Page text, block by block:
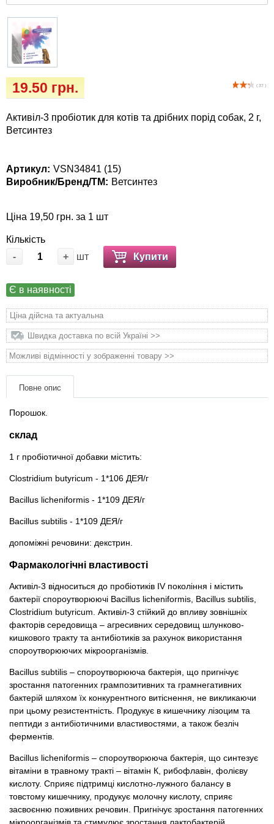
( 37 )
19.50 грн.
Активіл-3 пробіотик для котів та дрібних порід собак, 2 г,
Ветсинтез
Артикул: VSN34841 (15)
Виробник/Бренд/ТМ: Ветсинтез
Ціна 19,50 грн. за 1 шт
Кількість
-
+ шт Купити
Є в наявності
Ціна дійсна та актуальна
Швидка доставка по всій Україні >>
Можливі відмінності у зображенні товару >>
Повне опис
Порошок.
склад
1 г пробіотичної добавки містить:
Clostridium butyricum - 1*106 ДЕЯ/г
Bacillus licheniformis - 1*109 ДЕЯ/г
Bacillus subtilis - 1*109 ДЕЯ/г
допоміжні речовини: декстрин.
Фармакологічні властивості
Активіл-3 відноситься до пробіотиків IV покоління і містить
бактерії спороутворюючі Bacillus licheniformis, Bacillus subtilis,
Clostridium butyricum. Активіл-3 стійкий до впливу зовнішніх
факторів середовища – агресивних середовищ шлунково-
кишкового тракту та антибіотиків за рахунок використання
спороутворюючих мікроорганізмів.
Bacillus subtilis – спороутворююча бактерія, що пригнічує
зростання патогенних грампозитивних та грамнегативних
бактерій шляхом їх конкурентного витіснення, не викликаючи
при цьому резистентність. Продукує в кишечнику лізоцим та
пептиди з антибіотичними властивостями, а також безліч
ферментів.
Bacillus licheniformis – спороутворююча бактерія, що синтезує
вітаміни в травному тракті – вітамін К, рибофлавін, фолієву
кислоту. Сприяє підтримці кислотно-лужного балансу в
товстому кишечнику, продукує молочну кислоту, сприяє
засвоєнню поживних речовин. Пригнічує зростання патогенних
Ласощі та корма
для собак
Лежаки, будиночки, охолоджуючи
килимки
Перенесення, сумки, клітини
матеріали
Подарункові сертифікати
Товари для гризунів
Товари для коней
Товари для людей
Популярні зоотоварі